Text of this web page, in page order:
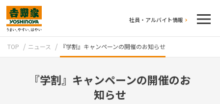
社員・アルバイト情報
TOP ニュース 『学割』キャンペーンの開催のお知らせ
『学割』キャンペーンの開催のお
知らせ